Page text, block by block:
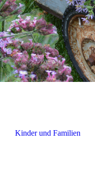
Kinder und Familien